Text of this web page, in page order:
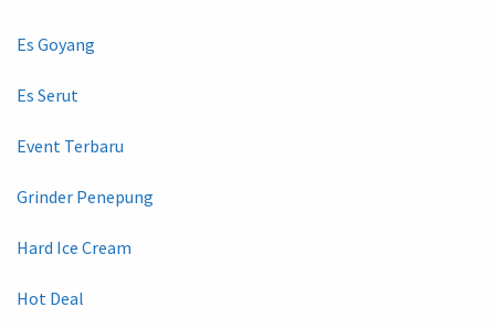
Es Goyang
Es Serut
Event Terbaru
Grinder Penepung
Hard Ice Cream
Hot Deal